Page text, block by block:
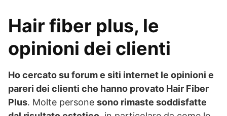
Hair fiber plus, le
opinioni dei clienti
Ho cercato su forum e siti internet le opinioni e
pareri dei clienti che hanno provato Hair Fiber
Plus. Molte persone sono rimaste soddisfatte